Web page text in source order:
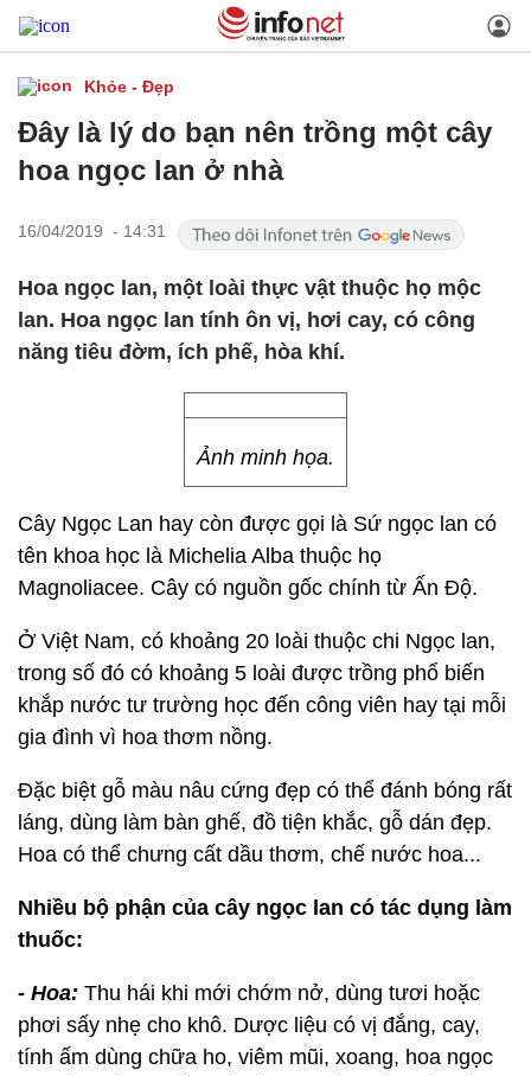
Khỏe - Đẹp
Đây là lý do bạn nên trồng một cây
hoa ngọc lan ở nhà
16/04/2019 - 14:31
Hoa ngọc lan, một loài thực vật thuộc họ mộc
lan. Hoa ngọc lan tính ôn vị, hơi cay, có công
năng tiêu đờm, ích phế, hòa khí.
Ảnh minh họa.
Cây Ngọc Lan hay còn được gọi là Sứ ngọc lan có
tên khoa học là Michelia Alba thuộc họ
Magnoliacee. Cây có nguồn gốc chính từ Ấn Độ.
Ở Việt Nam, có khoảng 20 loài thuộc chi Ngọc lan,
trong số đó có khoảng 5 loài được trồng phổ biến
khắp nước tư trường học đến công viên hay tại mỗi
gia đình vì hoa thơm nồng.
Đặc biệt gỗ màu nâu cứng đẹp có thể đánh bóng rất
láng, dùng làm bàn ghế, đồ tiện khắc, gỗ dán đẹp.
Hoa có thể chưng cất dầu thơm, chế nước hoa...
Nhiều bộ phận của cây ngọc lan có tác dụng làm
thuốc:
- Hoa: Thu hái khi mới chớm nở, dùng tươi hoặc
phơi sấy nhẹ cho khô. Dược liệu có vị đắng, cay,
tính ấm dùng chữa ho, viêm mũi, xoang, hoa ngọc